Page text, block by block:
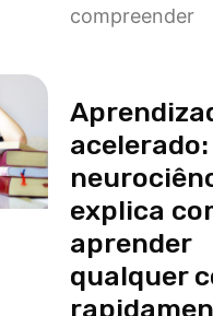
compreender
acelerado:
explica
aprender
qualquer